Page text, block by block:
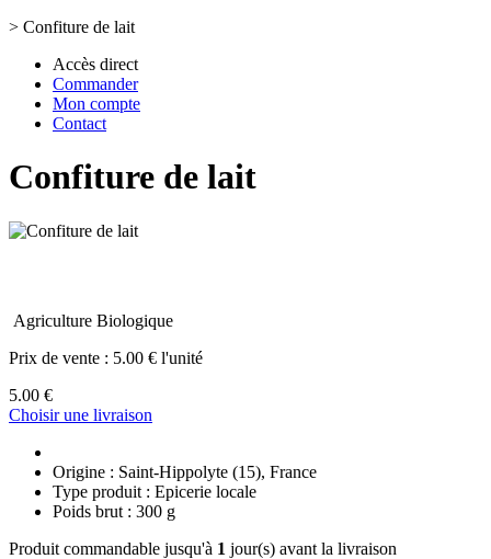
> Confiture de lait
Accès direct
Commander
Mon compte
Contact
Confiture de lait
Agriculture Biologique
Prix de vente : 5.00 € l'unité
5.00 €
Choisir une livraison
Origine : Saint-Hippolyte (15), France
Type produit : Epicerie locale
Poids brut : 300 g
Produit commandable jusqu'à 1 jour(s) avant la livraison